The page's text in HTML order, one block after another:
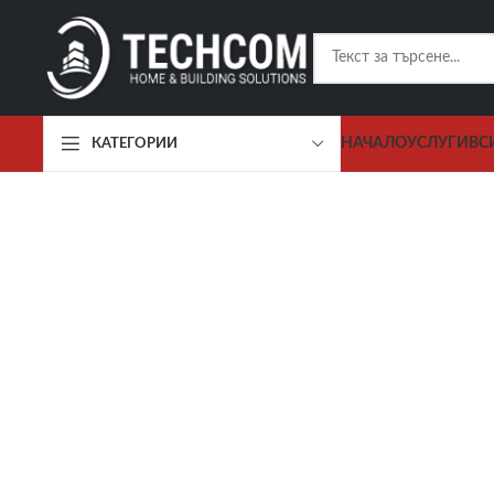
КАТЕГОРИИ НАЧАЛОУСЛУГИ